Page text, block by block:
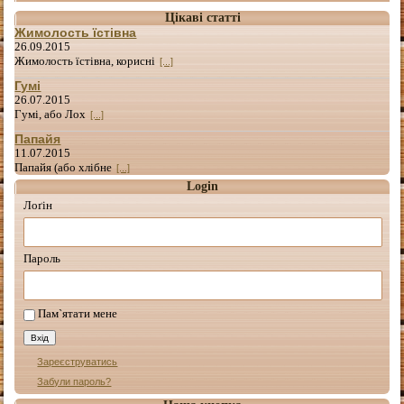
Цікаві статті
Жимолость їстівна
26.09.2015
Жимолость їстівна, корисні [...]
Гумі
26.07.2015
Гумі, або Лох [...]
Папайя
11.07.2015
Папайя (або хлібне [...]
Login
Лоґін
Пароль
Пам`ятати мене
Зареєструватись
Забули пароль?